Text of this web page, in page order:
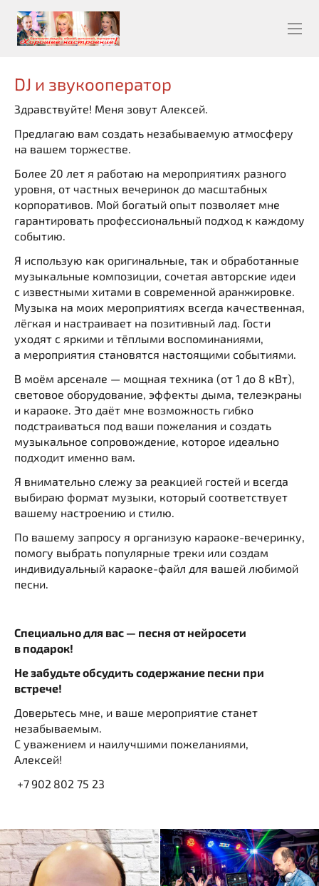
DJ и звукооператор
Здравствуйте! Меня зовут Алексей.
Предлагаю вам создать незабываемую атмосферу
на вашем торжестве.
Более 20 лет я работаю на мероприятиях разного
уровня, от частных вечеринок до масштабных
корпоративов. Мой богатый опыт позволяет мне
гарантировать профессиональный подход к каждому
событию.
Я использую как оригинальные, так и обработанные
музыкальные композиции, сочетая авторские идеи
с известными хитами в современной аранжировке.
Музыка на моих мероприятиях всегда качественная,
лёгкая и настраивает на позитивный лад. Гости
уходят с яркими и тёплыми воспоминаниями,
а мероприятия становятся настоящими событиями.
В моём арсенале — мощная техника (от 1 до 8 кВт),
световое оборудование, эффекты дыма, телеэкраны
и караоке. Это даёт мне возможность гибко
подстраиваться под ваши пожелания и создать
музыкальное сопровождение, которое идеально
подходит именно вам.
Я внимательно слежу за реакцией гостей и всегда
выбираю формат музыки, который соответствует
вашему настроению и стилю.
По вашему запросу я организую караоке-вечеринку,
помогу выбрать популярные треки или создам
индивидуальный караоке-файл для вашей любимой
песни.
Специально для вас — песня от нейросети
в подарок!
Не забудьте обсудить содержание песни при
встрече!
Доверьтесь мне, и ваше мероприятие станет
незабываемым.
С уважением и наилучшими пожеланиями,
Алексей!
+7 902 802 75 23